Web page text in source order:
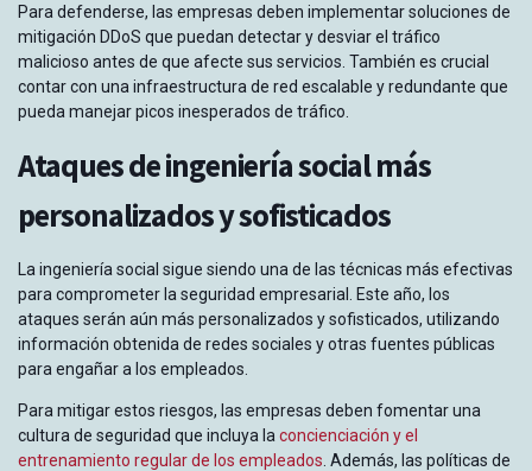
Para defenderse, las empresas deben implementar soluciones de
mitigación DDoS que puedan detectar y desviar el tráfico
malicioso antes de que afecte sus servicios. También es crucial
contar con una infraestructura de red escalable y redundante que
pueda manejar picos inesperados de tráfico.
Ataques de ingeniería social más
personalizados y sofisticados
La ingeniería social sigue siendo una de las técnicas más efectivas
para comprometer la seguridad empresarial. Este año, los
ataques serán aún más personalizados y sofisticados, utilizando
información obtenida de redes sociales y otras fuentes públicas
para engañar a los empleados.
Para mitigar estos riesgos, las empresas deben fomentar una
cultura de seguridad que incluya la concienciación y el
entrenamiento regular de los empleados . Además, las políticas de